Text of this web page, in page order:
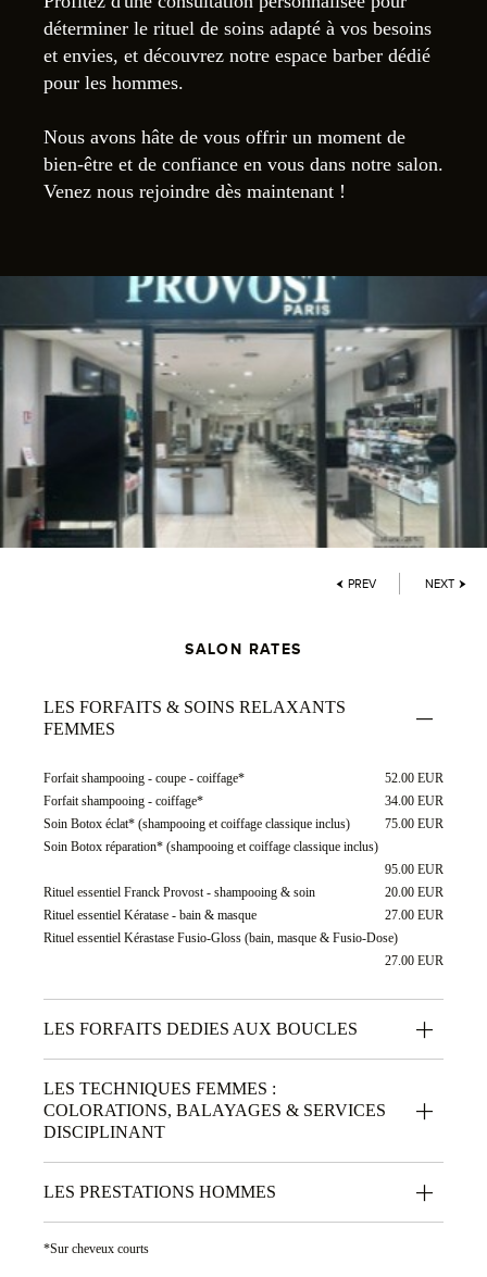
déterminer le rituel de soins adapté à vos besoins
et envies, et découvrez notre espace barber dédié
pour les hommes.
Nous avons hâte de vous offrir un moment de
bien-être et de confiance en vous dans notre salon.
Venez nous rejoindre dès maintenant !
PREV NEXT
SALON RATES
LES FORFAITS & SOINS RELAXANTS
FEMMES
Forfait shampooing - coupe - coiffage*
52.00 EUR
Forfait shampooing - coiffage*
34.00 EUR
Soin Botox éclat* (shampooing et coiffage classique inclus)
75.00 EUR
Soin Botox réparation* (shampooing et coiffage classique inclus)
95.00 EUR
Rituel essentiel Franck Provost - shampooing & soin
20.00 EUR
Rituel essentiel Kératase - bain & masque
27.00 EUR
Rituel essentiel Kérastase Fusio-Gloss (bain, masque & Fusio-Dose)
27.00 EUR
LES FORFAITS DEDIES AUX BOUCLES
LES TECHNIQUES FEMMES :
COLORATIONS, BALAYAGES & SERVICES
DISCIPLINANT
LES PRESTATIONS HOMMES
*Sur cheveux courts